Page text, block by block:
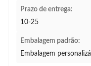
Prazo de entrega:
10-25
Embalagem padrão:
Embalagem